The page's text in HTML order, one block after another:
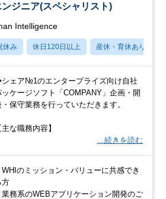
ジニア(スペシャリスト)
Intelligence
休み 休日120日以上 産休・育休あり
ェア№1のエンタープライズ向け自社
ッケージソフト「COMPANY」企画・開
・保守業務を行っていただきます。
主な職務内容】
…続きを読む
WHIのミッション・バリューに共感でき
方
業務系のWEBアプリケーション開発のご